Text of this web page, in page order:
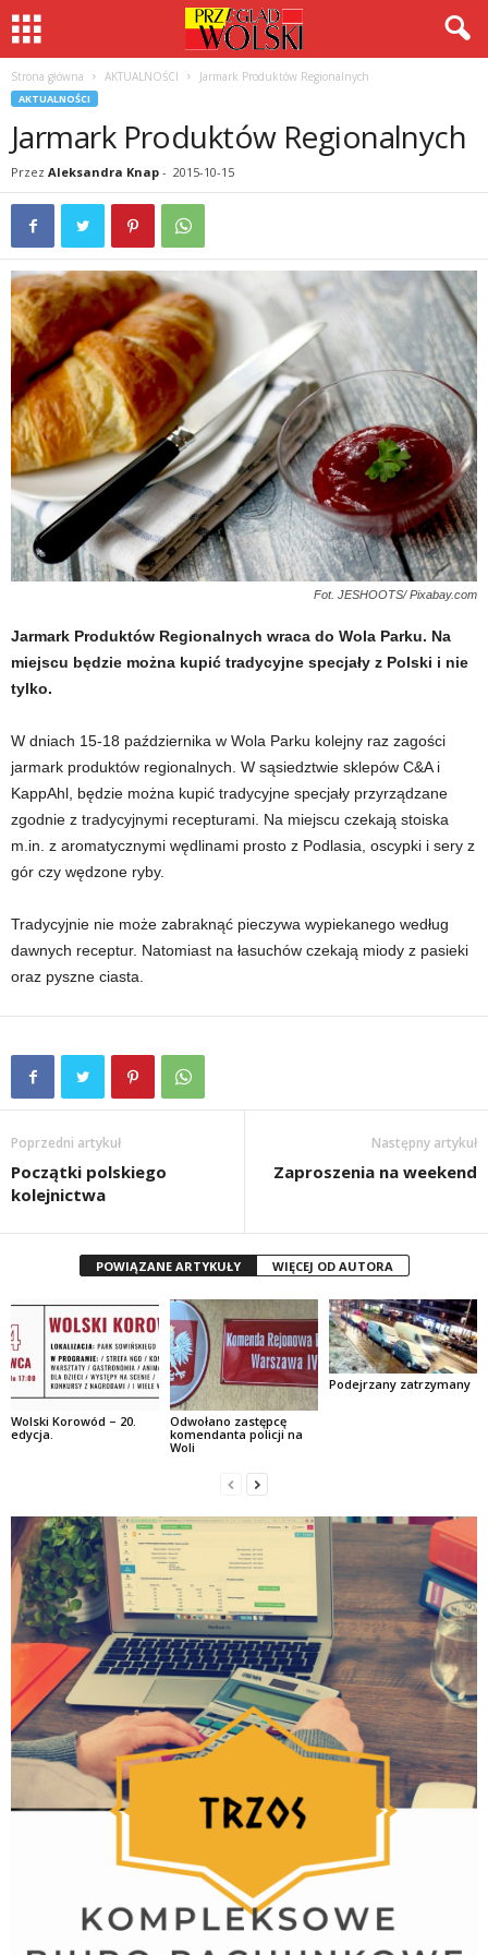
Strona główna AKTUALNOŚCI Jarmark Produktów Regionalnych
AKTUALNOŚCI
Jarmark Produktów Regionalnych
Przez Aleksandra Knap - 2015-10-15
Fot. JESHOOTS/ Pixabay.com
Jarmark Produktów Regionalnych wraca do Wola Parku. Na
miejscu będzie można kupić tradycyjne specjały z Polski i nie
tylko.
W dniach 15-18 października w Wola Parku kolejny raz zagości
jarmark produktów regionalnych. W sąsiedztwie sklepów C&A i
KappAhl, będzie można kupić tradycyjne specjały przyrządzane
zgodnie z tradycyjnymi recepturami. Na miejscu czekają stoiska
m.in. z aromatycznymi wędlinami prosto z Podlasia, oscypki i sery z
gór czy wędzone ryby.
Tradycyjnie nie może zabraknąć pieczywa wypiekanego według
dawnych receptur. Natomiast na łasuchów czekają miody z pasieki
oraz pyszne ciasta.
Poprzedni artykuł
Początki polskiego
kolejnictwa
Następny artykuł
Zaproszenia na weekend
POWIĄZANE ARTYKUŁY WIĘCEJ OD AUTORA
Wolski Korowód – 20.
edycja.
Odwołano zastępcę
komendanta policji na
Woli
Podejrzany zatrzymany